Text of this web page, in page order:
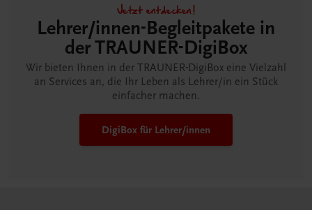
Jetzt entdecken!
Lehrer/innen-Begleitpakete in
der TRAUNER-DigiBox
Wir bieten Ihnen in der TRAUNER-DigiBox eine Vielzahl
an Services an, die Ihr Leben als Lehrer/in ein Stück
einfacher machen.
DigiBox für Lehrer/innen